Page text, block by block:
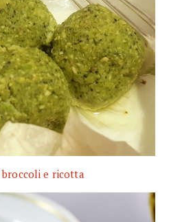
e ricotta